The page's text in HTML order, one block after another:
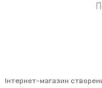
Інтернет-магазин